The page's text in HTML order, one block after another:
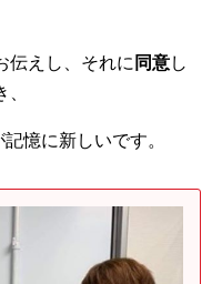
伝えし、それに 同意し
憶に新しいです。